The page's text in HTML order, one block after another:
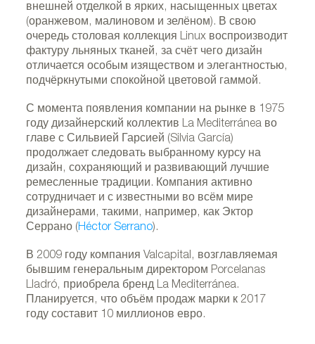
A
внешней отделкой в ярких, насыщенных цветах
(оранжевом, малиновом и зелёном). В свою
очередь столовая коллекция Linux воспроизводит
фактуру льняных тканей, за счёт чего дизайн
отличается особым изяществом и элегантностью,
подчёркнутыми спокойной цветовой гаммой.
С момента появления компании на рынке в 1975
году дизайнерский коллектив La Mediterránea во
главе с Сильвией Гарсией (Silvia García)
продолжает следовать выбранному курсу на
дизайн, сохраняющий и развивающий лучшие
ремесленные традиции. Компания активно
сотрудничает и с известными во всём мире
дизайнерами, такими, например, как Эктор
Серрано (Héctor Serrano).
В 2009 году компания Valcapital, возглавляемая
бывшим генеральным директором Porcelanas
Lladró, приобрела бренд La Mediterránea.
Планируется, что объём продаж марки к 2017
году составит 10 миллионов евро.